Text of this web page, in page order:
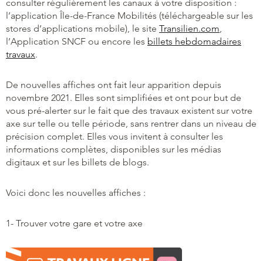
consulter régulièrement les canaux à votre disposition :
l’application Île-de-France Mobilités (téléchargeable sur les
stores d’applications mobile), le site Transilien.com
l’Application SNCF ou encore les billets hebdomadaires
travaux.
De nouvelles affiches ont fait leur apparition depuis
novembre 2021. Elles sont simplifiées et ont pour but de
vous pré-alerter sur le fait que des travaux existent sur votre
axe sur telle ou telle période, sans rentrer dans un niveau de
précision complet. Elles vous invitent à consulter les
informations complètes, disponibles sur les médias
digitaux et sur les billets de blogs.
Voici donc les nouvelles affiches :
1- Trouver votre gare et votre axe